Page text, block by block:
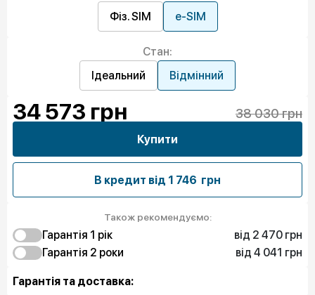
Фіз. SIM
e-SIM
Стан:
Ідеальний
Відмінний
34 573 грн 38 030 грн
Купити
В кредит від 1 746 грн
Також рекомендуємо:
Гарантія 1 рiк
від 2 470 грн
Захист від браку
2 470 грн
Чистий спокій
Гарантія 2 роки
від 4 041 грн
Захист екрану
Гарантія та доставка: